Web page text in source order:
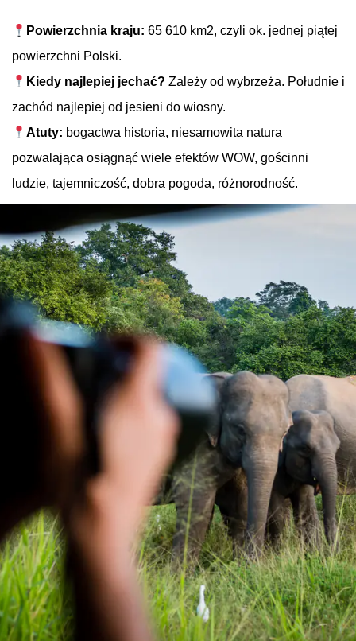
Powierzchnia kraju:65 610 km2, czyli ok. jednej piątej
powierzchni Polski.
Kiedy najlepiej jechać? Zależy od wybrzeża. Południe i
zachód najlepiej od jesieni do wiosny.
Atuty: bogactwa historia, niesamowita natura
pozwalająca osiągnąć wiele efektów WOW, gościnni
ludzie, tajemniczość, dobra pogoda, różnorodność.